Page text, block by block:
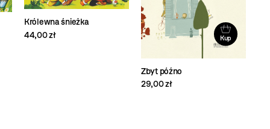
Królewna śnieżka
44,00 zł
Kup
Zbyt późno
29,00 zł